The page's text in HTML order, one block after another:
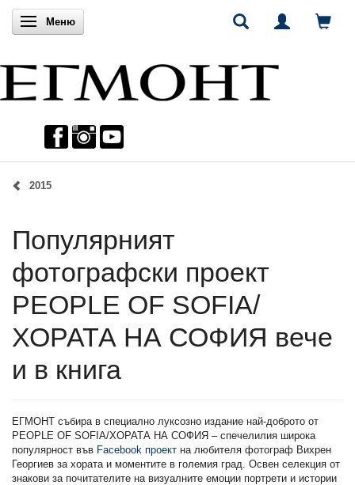
Включи навигацията
Меню
2015
Популярният
фотографски проект
PEOPLE OF SOFIA/
ХОРАТА НА СОФИЯ вече
и в книга
ЕГМОНТ събира в специално луксозно издание най-доброто от
PEOPLE OF SOFIA/ХОРАТА НА СОФИЯ – спечелилия широка
популярност във Facebook проект на любителя фотограф Вихрен
Георгиев за хората и моментите в големия град. Освен селекция от
знакови за почитателите на визуалните емоции портрети и истории